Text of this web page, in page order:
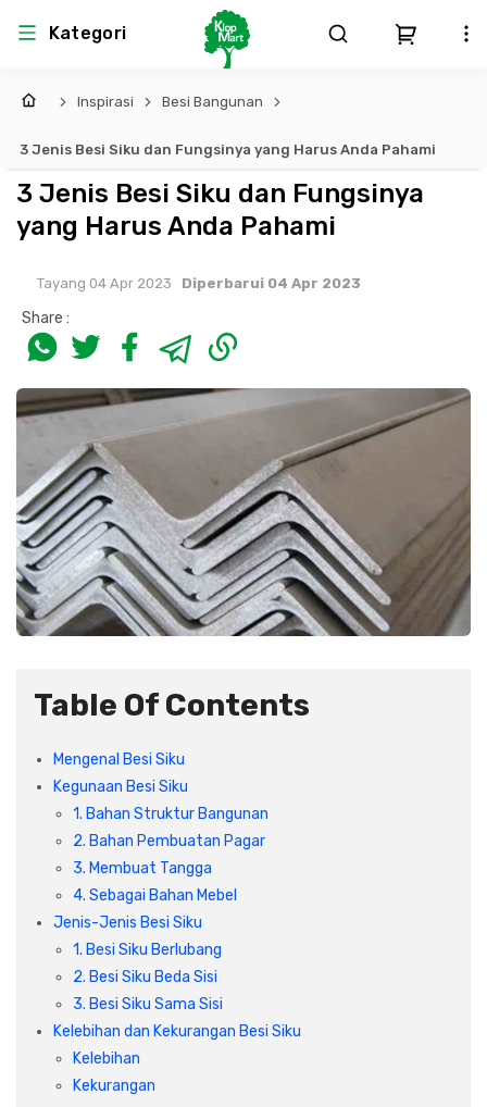
Kategori
Arsitektur
Lem
Dinding
Pintu, Jendela & Perlengkapan
Cat dan Pelapis Dinding
Plafon & Partisi
Sanitari & Aksesorisnya
Aksesoris Dapur
Peralatan & Perkakas
Aksesoris Perabot
Scaffolding
Konstruksi
Atap & Lantai
Cat dan Kimia
Saniter
Struktural
Produk K3
Perlengkapan
Bekisting
Besi Beton & Wiremesh
Material Alam
Besi Profil & Plat
Produk Pracetak
Besi Profil & Baja
Semen & Sejenisnya
MEP
Sistem Elektro
Sistem Penanggulangan Kebakaran
Sistem Pemipaan
Peralatan Elektronik
Peralatan Utama
Sistem Elektrikal
Pompa dan Pipa
Lampu & Listrik
Interior
Landscape
Inspirasi Besi Bangunan
3 Jenis Besi Siku dan Fungsinya yang Harus Anda Pahami
3 Jenis Besi Siku dan Fungsinya
yang Harus Anda Pahami
Tayang 04 Apr 2023 Diperbarui 04 Apr 2023
Share :
Table Of Contents
Mengenal Besi Siku
Kegunaan Besi Siku
1. Bahan Struktur Bangunan
2. Bahan Pembuatan Pagar
3. Membuat Tangga
4. Sebagai Bahan Mebel
Jenis-Jenis Besi Siku
1. Besi Siku Berlubang
2. Besi Siku Beda Sisi
3. Besi Siku Sama Sisi
Kelebihan dan Kekurangan Besi Siku
Kelebihan
Kekurangan